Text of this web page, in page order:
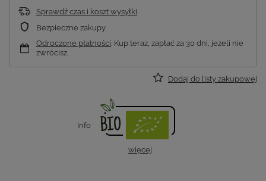
Sprawdź czas i koszt wysyłki
Bezpieczne zakupy
Odroczone płatności. Kup teraz, zapłać za 30 dni, jeżeli nie
zwrócisz.
Dodaj do listy zakupowej
Info
więcej